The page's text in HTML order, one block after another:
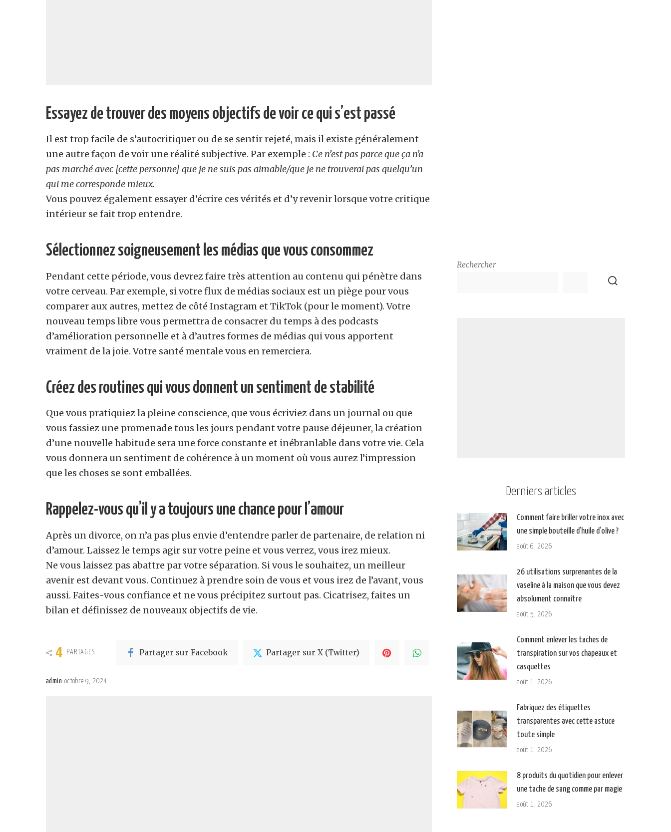
Essayez de trouver des moyens objectifs de voir ce qui s’est passé
Il est trop facile de s’autocritiquer ou de se sentir rejeté, mais il existe généralement
une autre façon de voir une réalité subjective. Par exemple : Ce n’est pas parce que ça n’a
pas marché avec [cette personne] que je ne suis pas aimable/que je ne trouverai pas quelqu’un
qui me corresponde mieux.
Vous pouvez également essayer d’écrire ces vérités et d’y revenir lorsque votre critique
intérieur se fait trop entendre.
Sélectionnez soigneusement les médias que vous consommez
Pendant cette période, vous devrez faire très attention au contenu qui pénètre dans
votre cerveau. Par exemple, si votre flux de médias sociaux est un piège pour vous
comparer aux autres, mettez de côté Instagram et TikTok (pour le moment). Votre
nouveau temps libre vous permettra de consacrer du temps à des podcasts
d’amélioration personnelle et à d’autres formes de médias qui vous apportent
vraiment de la joie. Votre santé mentale vous en remerciera.
Créez des routines qui vous donnent un sentiment de stabilité
Que vous pratiquiez la pleine conscience, que vous écriviez dans un journal ou que
vous fassiez une promenade tous les jours pendant votre pause déjeuner, la création
d’une nouvelle habitude sera une force constante et inébranlable dans votre vie. Cela
vous donnera un sentiment de cohérence à un moment où vous aurez l’impression
que les choses se sont emballées.
Rappelez-vous qu’il y a toujours une chance pour l’amour
Après un divorce, on n’a pas plus envie d’entendre parler de partenaire, de relation ni
d’amour. Laissez le temps agir sur votre peine et vous verrez, vous irez mieux.
Ne vous laissez pas abattre par votre séparation. Si vous le souhaitez, un meilleur
avenir est devant vous. Continuez à prendre soin de vous et vous irez de l’avant, vous
aussi. Faites-vous confiance et ne vous précipitez surtout pas. Cicatrisez, faites un
bilan et définissez de nouveaux objectifs de vie.
4 PARTAGES Partager sur Facebook Partager sur X (Twitter)
admin octobre 9, 2024
Rechercher
Derniers articles
Comment faire briller votre inox avec
une simple bouteille d’huile d’olive ?
août 6, 2026
26 utilisations surprenantes de la
vaseline à la maison que vous devez
absolument connaître
août 5, 2026
Comment enlever les taches de
transpiration sur vos chapeaux et
casquettes
août 1, 2026
Fabriquez des étiquettes
transparentes avec cette astuce
toute simple
août 1, 2026
8 produits du quotidien pour enlever
une tache de sang comme par magie
août 1, 2026